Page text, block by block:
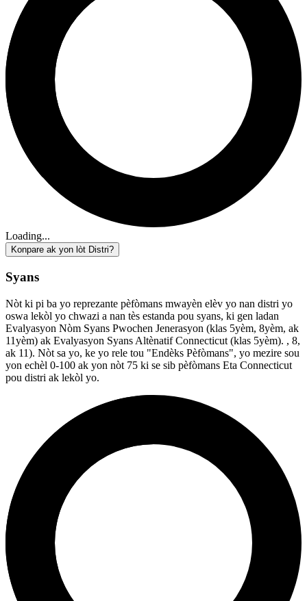
Loading...
Konpare ak yon lòt Distri?
Syans
Nòt ki pi ba yo reprezante pèfòmans mwayèn elèv yo nan distri yo
oswa lekòl yo chwazi a nan tès estanda pou syans, ki gen ladan
Evalyasyon Nòm Syans Pwochen Jenerasyon (klas 5yèm, 8yèm, ak
11yèm) ak Evalyasyon Syans Altènatif Connecticut (klas 5yèm). , 8,
ak 11). Nòt sa yo, ke yo rele tou "Endèks Pèfòmans", yo mezire sou
yon echèl 0-100 ak yon nòt 75 ki se sib pèfòmans Eta Connecticut
pou distri ak lekòl yo.